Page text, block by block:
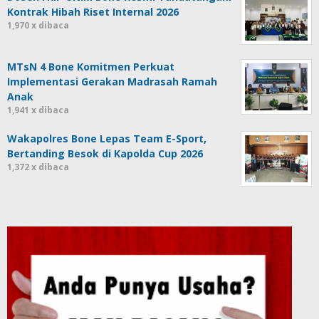
Kontrak Hibah Riset Internal 2026
1,970 x dibaca
MTsN 4 Bone Komitmen Perkuat
Implementasi Gerakan Madrasah Ramah
Anak
1,941 x dibaca
Wakapolres Bone Lepas Team E-Sport,
Bertanding Besok di Kapolda Cup 2026
1,372 x dibaca